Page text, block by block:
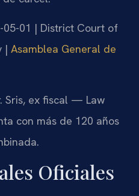
05-01 | District Court of
| Asamblea General de
Sris, ex fiscal — Law
con más de 120 años
Oficiales